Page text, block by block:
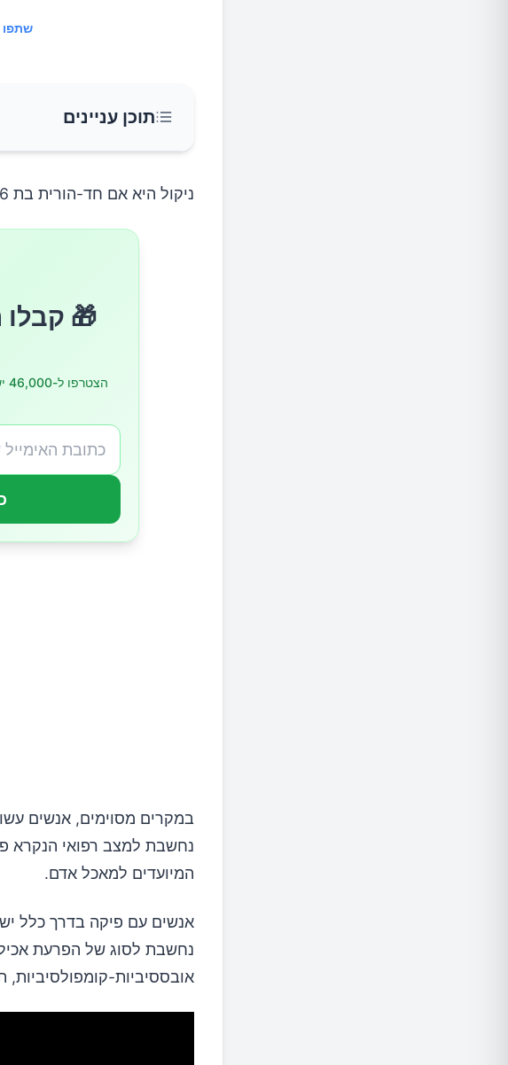
שתפו
תוכן עניינים
מהם הסיכונים של
איך מטפלים בבעיה?
ניקול היא אם חד-הורית בת 26 מדטרויט, מישיגן, המכורה לאכילת קירות גבס.
במקרים מסוימים, אנשים
המיועדים למאכל אדם.
אנשים עם פיקה בדרך כלל
נחשבת לסוג של הפרעת
אובססיביות-קומפולסיביות,